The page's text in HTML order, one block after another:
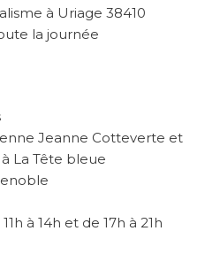
à Uriage 38410
la journée
Jeanne Cotteverte et
La Tête bleue
à 14h et de 17h à 21h